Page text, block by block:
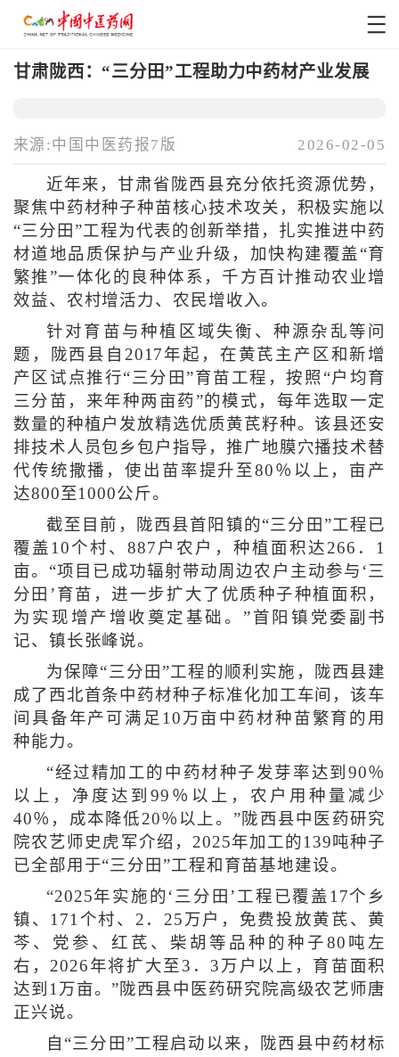
甘肃陇西：“三分田”工程助力中药材产业发展
来源:中国中医药报7版 2026-02-05
近年来，甘肃省陇西县充分依托资源优势，
聚焦中药材种子种苗核心技术攻关，积极实施以
“三分田”工程为代表的创新举措，扎实推进中药
材道地品质保护与产业升级，加快构建覆盖“育
繁推”一体化的良种体系，千方百计推动农业增
效益、农村增活力、农民增收入。
针对育苗与种植区域失衡、种源杂乱等问
题，陇西县自2017年起，在黄芪主产区和新增
产区试点推行“三分田”育苗工程，按照“户均育
三分苗，来年种两亩药”的模式，每年选取一定
数量的种植户发放精选优质黄芪籽种。该县还安
排技术人员包乡包户指导，推广地膜穴播技术替
代传统撒播，使出苗率提升至80％以上，亩产
达800至1000公斤。
截至目前，陇西县首阳镇的“三分田”工程已
覆盖10个村、887户农户，种植面积达266．1
亩。“项目已成功辐射带动周边农户主动参与‘三
分田’育苗，进一步扩大了优质种子种植面积，
为实现增产增收奠定基础。”首阳镇党委副书
记、镇长张峰说。
为保障“三分田”工程的顺利实施，陇西县建
成了西北首条中药材种子标准化加工车间，该车
间具备年产可满足10万亩中药材种苗繁育的用
种能力。
“经过精加工的中药材种子发芽率达到90％
以上，净度达到99％以上，农户用种量减少
40％，成本降低20％以上。”陇西县中医药研究
院农艺师史虎军介绍，2025年加工的139吨种子
已全部用于“三分田”工程和育苗基地建设。
“2025年实施的‘三分田’工程已覆盖17个乡
镇、171个村、2．25万户，免费投放黄芪、黄
芩、党参、红芪、柴胡等品种的种子80吨左
右，2026年将扩大至3．3万户以上，育苗面积
达到1万亩。”陇西县中医药研究院高级农艺师唐
正兴说。
自“三分田”工程启动以来，陇西县中药材标